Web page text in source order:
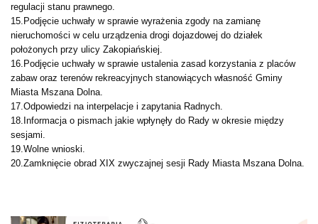
regulacji stanu prawnego.
15.Podjęcie uchwały w sprawie wyrażenia zgody na zamianę
nieruchomości w celu urządzenia drogi dojazdowej do działek
położonych przy ulicy Zakopiańskiej.
16.Podjęcie uchwały w sprawie ustalenia zasad korzystania z placów
zabaw oraz terenów rekreacyjnych stanowiących własność Gminy
Miasta Mszana Dolna.
17.Odpowiedzi na interpelacje i zapytania Radnych.
18.Informacja o pismach jakie wpłynęły do Rady w okresie między
sesjami.
19.Wolne wnioski.
20.Zamknięcie obrad XIX zwyczajnej sesji Rady Miasta Mszana Dolna.